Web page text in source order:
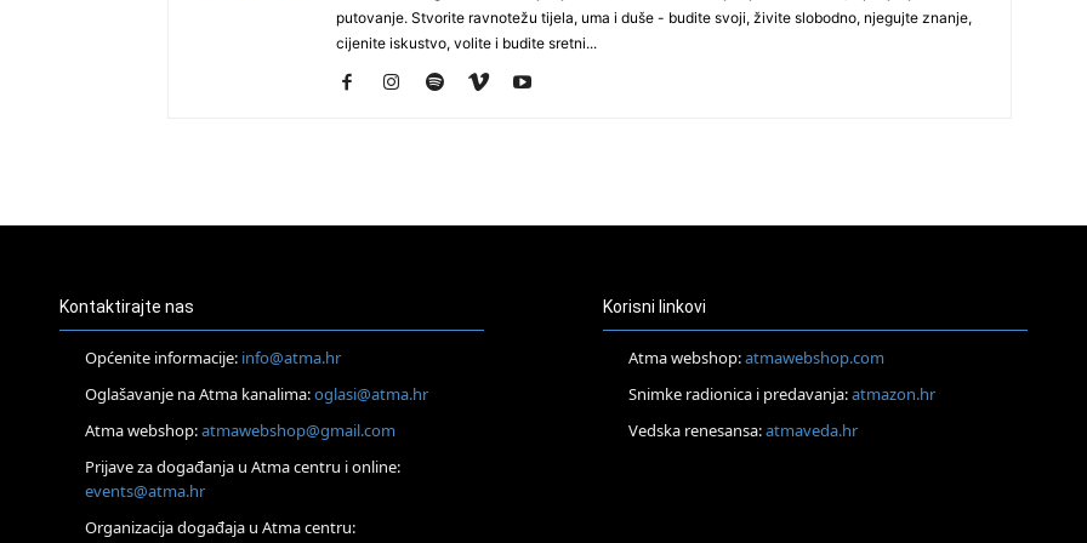
putovanje. Stvorite ravnotežu tijela, uma i duše - budite svoji, živite slobodno, njegujte znanje,
cijenite iskustvo, volite i budite sretni...
Kontaktirajte nas
Općenite informacije: info@atma.hr
Oglašavanje na Atma kanalima:oglasi@atma.hr
Atma webshop:atmawebshop@gmail.com
Prijave za događanja u Atma centru i online:
events@atma.hr
Organizacija događaja u Atma centru:
Korisni linkovi
Atma webshop:atmawebshop.com
Snimke radionica i predavanja:atmazon.hr
Vedska renesansa:atmaveda.hr